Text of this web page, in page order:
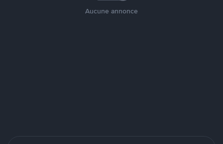
Aucune annonce